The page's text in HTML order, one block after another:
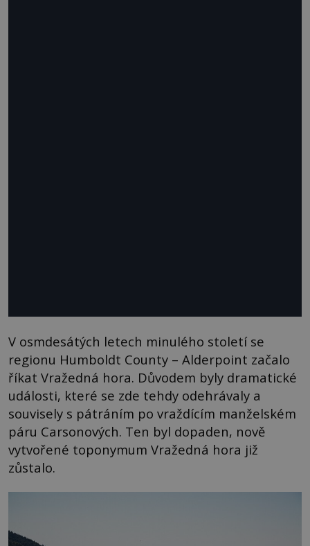
V osmdesátých letech minulého století se
regionu Humboldt County – Alderpoint začalo
říkat Vražedná hora. Důvodem byly dramatické
události, které se zde tehdy odehrávaly a
souvisely s pátráním po vraždícím manželském
páru Carsonových. Ten byl dopaden, nově
vytvořené toponymum Vražedná hora již
zůstalo.